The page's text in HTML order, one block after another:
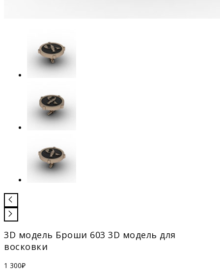
3D модель Броши 603 3D модель для
восковки
1 300₽